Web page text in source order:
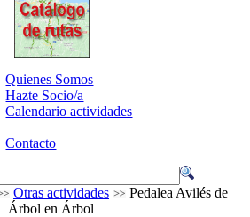
Quienes Somos
Hazte Socio/a
Calendario actividades
Contacto
Otras actividades
Pedalea Avilés de
Árbol en Árbol